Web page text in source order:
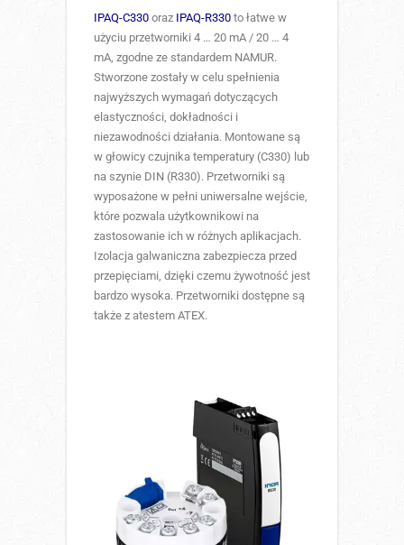
IPAQ-C330 oraz IPAQ-R330 to łatwe w
użyciu przetworniki 4 … 20 mA / 20 … 4
mA, zgodne ze standardem NAMUR.
Stworzone zostały w celu spełnienia
najwyższych wymagań dotyczących
elastyczności, dokładności i
niezawodności działania. Montowane są
w głowicy czujnika temperatury (C330) lub
na szynie DIN (R330). Przetworniki są
wyposażone w pełni uniwersalne wejście,
które pozwala użytkownikowi na
zastosowanie ich w różnych aplikacjach.
Izolacja galwaniczna zabezpiecza przed
przepięciami, dzięki czemu żywotność jest
bardzo wysoka. Przetworniki dostępne są
także z atestem ATEX.